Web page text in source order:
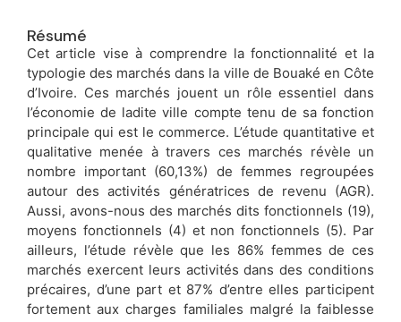
Résumé
Cet article vise à comprendre la fonctionnalité et la
typologie des marchés dans la ville de Bouaké en Côte
d’Ivoire. Ces marchés jouent un rôle essentiel dans
l’économie de ladite ville compte tenu de sa fonction
principale qui est le commerce. L’étude quantitative et
qualitative menée à travers ces marchés révèle un
nombre important (60,13%) de femmes regroupées
autour des activités génératrices de revenu (AGR).
Aussi, avons-nous des marchés dits fonctionnels (19),
moyens fonctionnels (4) et non fonctionnels (5). Par
ailleurs, l’étude révèle que les 86% femmes de ces
marchés exercent leurs activités dans des conditions
précaires, d’une part et 87% d’entre elles participent
fortement aux charges familiales malgré la faiblesse